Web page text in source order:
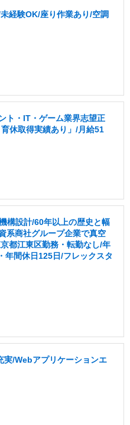
経験OK/座り作業あり/空調
ト・IT・ゲーム業界志望正
休取得実績あり」/月給51
構設計/60年以上の歴史と幅
系商社グループ企業で真空
都江東区勤務・転勤なし/年
年間休日125日/フレックスタ
実/Webアプリケーションエ